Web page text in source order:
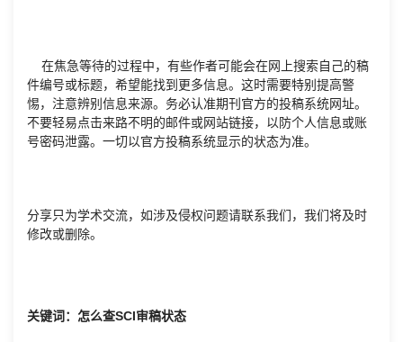
在焦急等待的过程中，有些作者可能会在网上搜索自己的稿
件编号或标题，希望能找到更多信息。这时需要特别提高警
惕，注意辨别信息来源。务必认准期刊官方的投稿系统网址。
不要轻易点击来路不明的邮件或网站链接，以防个人信息或账
号密码泄露。一切以官方投稿系统显示的状态为准。
分享只为学术交流，如涉及侵权问题请联系我们，我们将及时
修改或删除。
关键词：怎么查SCI审稿状态